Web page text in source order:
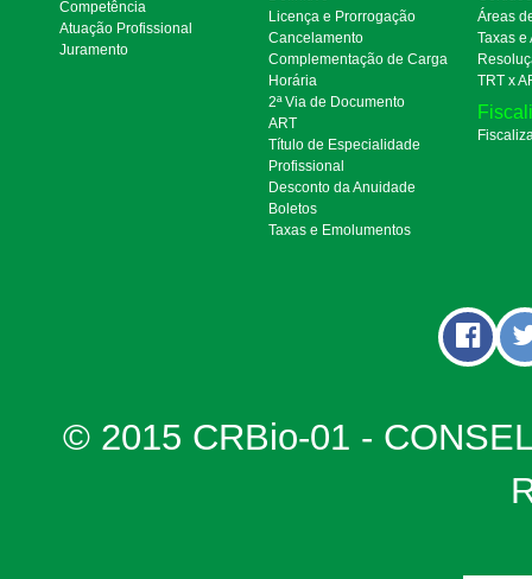
Competência
Atuação Profissional
Juramento
Licença e Prorrogação
Cancelamento
Complementação de Carga
Horária
2ª Via de Documento
ART
Título de Especialidade
Profissional
Desconto da Anuidade
Boletos
Taxas e Emolumentos
Áreas
Taxas e
TRT x
© 2015 CRBio-01 -